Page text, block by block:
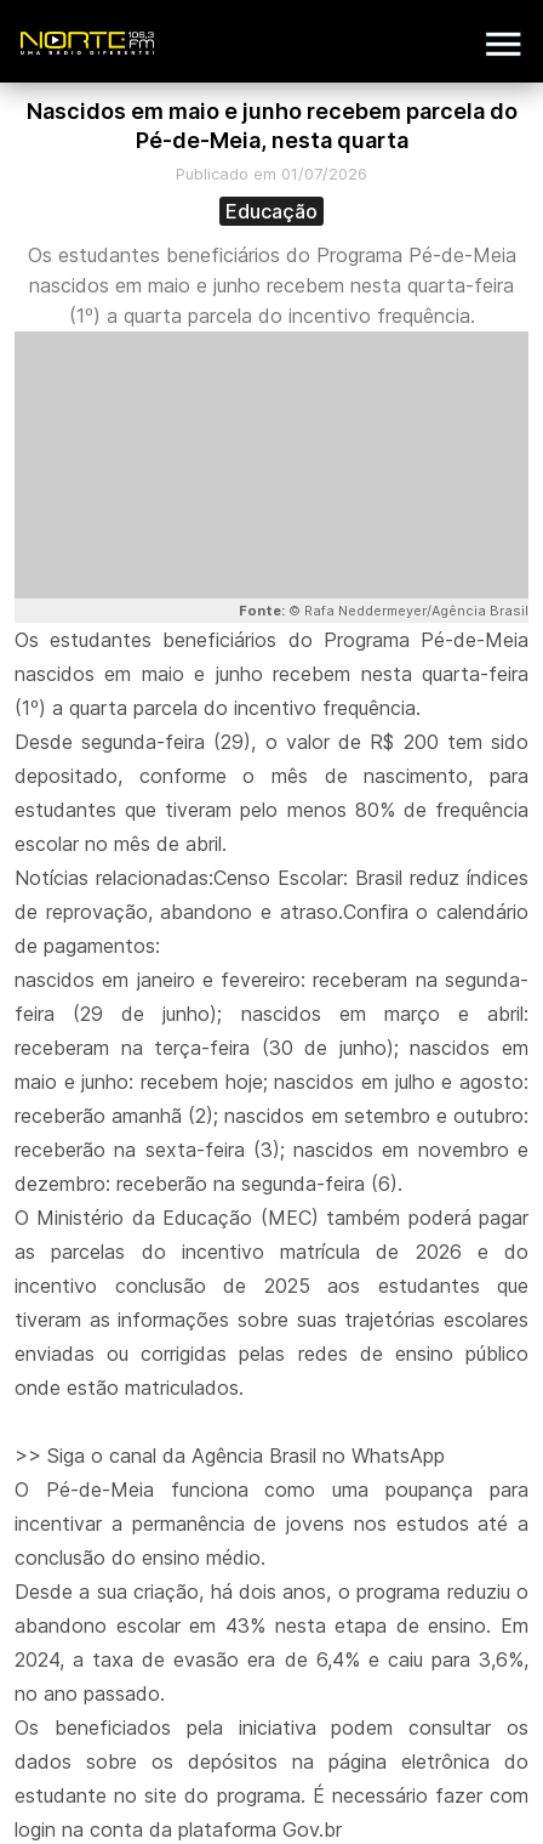
Nascidos em maio e junho recebem parcela do
Pé-de-Meia, nesta quarta
Publicado em 01/07/2026
Educação
Os estudantes beneficiários do Programa Pé-de-Meia
nascidos em maio e junho recebem nesta quarta-feira
(1º) a quarta parcela do incentivo frequência.
Fonte: © Rafa Neddermeyer/Agência Brasil
Os estudantes beneficiários do Programa Pé-de-Meia
nascidos em maio e junho recebem nesta quarta-feira
(1º) a quarta parcela do incentivo frequência.
Desde segunda-feira (29), o valor de R$ 200 tem sido
depositado, conforme o mês de nascimento, para
estudantes que tiveram pelo menos 80% de frequência
escolar no mês de abril.
Notícias relacionadas:Censo Escolar: Brasil reduz índices
de reprovação, abandono e atraso.Confira o calendário
de pagamentos:
nascidos em janeiro e fevereiro: receberam na segunda-
feira (29 de junho); nascidos em março e abril:
receberam na terça-feira (30 de junho); nascidos em
maio e junho: recebem hoje; nascidos em julho e agosto:
receberão amanhã (2); nascidos em setembro e outubro:
receberão na sexta-feira (3); nascidos em novembro e
dezembro: receberão na segunda-feira (6).
O Ministério da Educação (MEC) também poderá pagar
as parcelas do incentivo matrícula de 2026 e do
incentivo conclusão de 2025 aos estudantes que
tiveram as informações sobre suas trajetórias escolares
enviadas ou corrigidas pelas redes de ensino público
onde estão matriculados.
>> Siga o canal da Agência Brasil no WhatsApp
O Pé-de-Meia funciona como uma poupança para
incentivar a permanência de jovens nos estudos até a
conclusão do ensino médio.
Desde a sua criação, há dois anos, o programa reduziu o
abandono escolar em 43% nesta etapa de ensino. Em
2024, a taxa de evasão era de 6,4% e caiu para 3,6%,
no ano passado.
Os beneficiados pela iniciativa podem consultar os
dados sobre os depósitos na página eletrônica do
estudante no site do programa. É necessário fazer com
login na conta da plataforma Gov.br